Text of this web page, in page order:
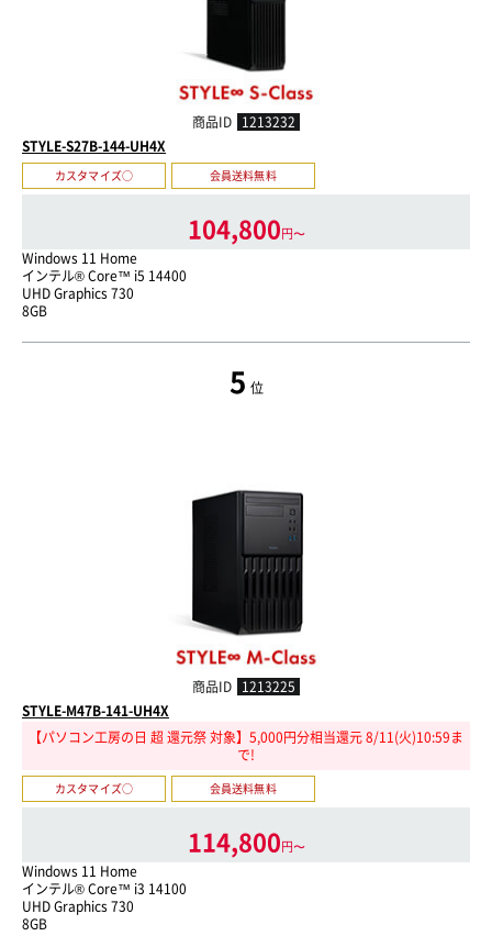
商品ID 1213232
STYLE-S27B-144-UH4X
カスタマイズ○ 会員送料無料
104,800円〜
Windows 11 Home
インテル® Core™ i5 14400
UHD Graphics 730
8GB
5 位
商品ID 1213225
STYLE-M47B-141-UH4X
【パソコン工房の日 超 還元祭 対象】5,000円分相当還元 8/11(火)10:59ま
で!
カスタマイズ○ 会員送料無料
114,800円〜
Windows 11 Home
インテル® Core™ i3 14100
UHD Graphics 730
8GB